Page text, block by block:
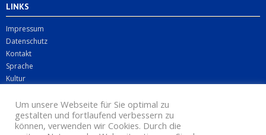
LINKS
Impressum
Datenschutz
Kontakt
Sprache
Kultur
Business
Um unsere Webseite für Sie optimal zu
gestalten und fortlaufend verbessern zu
können, verwenden wir Cookies. Durch die